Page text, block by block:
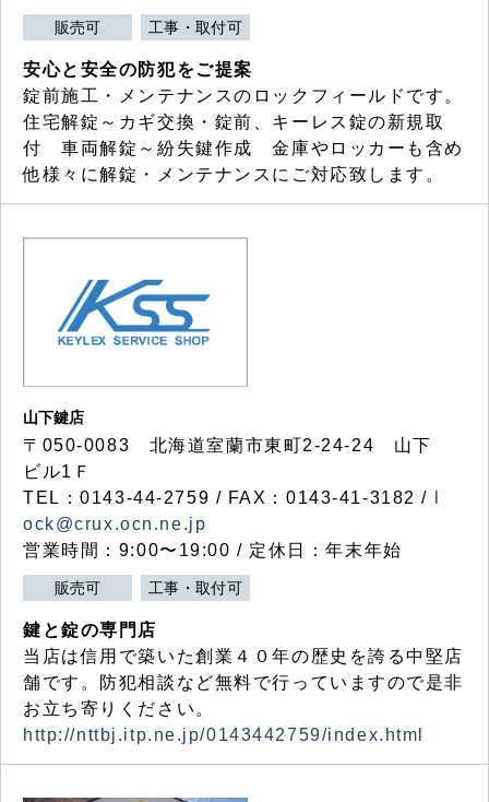
販売可 工事・取付可
安心と安全の防犯をご提案
錠前施工・メンテナンスのロックフィールドです。
住宅解錠～カギ交換・錠前、キーレス錠の新規取
付 車両解錠～紛失鍵作成 金庫やロッカーも含め
他様々に解錠・メンテナンスにご対応致します。
山下鍵店
〒050-0083 北海道室蘭市東町2-24-24 山下
ビル1Ｆ
TEL：0143-44-2759 / FAX：0143-41-3182 /
ock@crux.ocn.ne.jp
営業時間：9:00〜19:00 / 定休日：年末年始
販売可 工事・取付可
鍵と錠の専門店
当店は信用で築いた創業４０年の歴史を誇る中堅店
舗です。防犯相談など無料で行っていますので是非
お立ち寄りください。
http://nttbj.itp.ne.jp/0143442759/index.html